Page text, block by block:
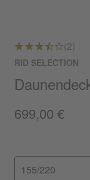
(2)
RID SELECTION
699,00 €
155/220